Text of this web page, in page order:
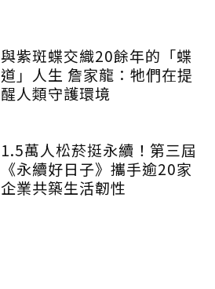
與紫斑蝶交織20餘年的「蝶
道」人生 詹家龍：牠們在提
醒人類守護環境
1.5萬人松菸挺永續！第三屆
《永續好日子》攜手逾20家
企業共築生活韌性